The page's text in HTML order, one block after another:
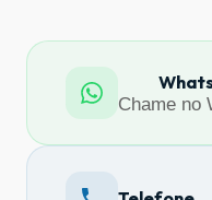
Chame no